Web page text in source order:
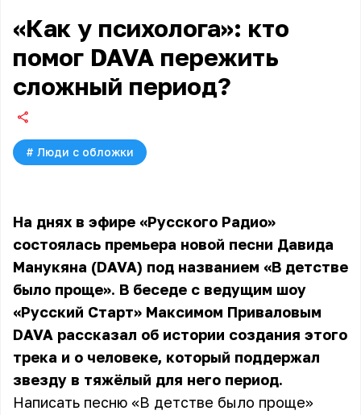
«Как у психолога»: кто
помог DAVA пережить
сложный период?
# Люди с обложки
На днях в эфире «Русского Радио»
состоялась премьера новой песни Давида
Манукяна (DAVA) под названием «В детстве
было проще». В беседе с ведущим шоу
«Русский Старт» Максимом Приваловым
DAVA рассказал об истории создания этого
трека и о человеке, который поддержал
звезду в тяжёлый для него период.
Написать песню «В детстве было проще»